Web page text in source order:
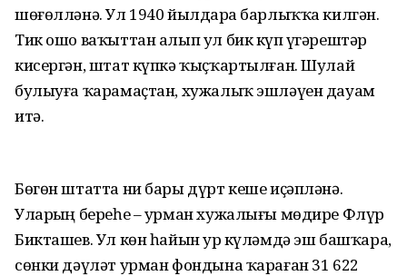
шөғөлләнә. Ул 1940 йылдарҙа барлыҡҡа килгән.
Тик ошо ваҡыттан алып ул бик күп үҙгәрештәр
кисергән, штат күпкә ҡыҫҡартылған. Шулай
булыуға ҡарамаҫтан, хужалыҡ эшләүен дауам
итә.
Бөгөн штатта ни бары дүрт кеше иҫәпләнә.
Уларҙың береһе – урман хужалығы мөдире Флүр
Бикташев. Ул көн һайын ҙур күләмдә эш башҡара,
сөнки дәүләт урман фондына ҡараған 31 622